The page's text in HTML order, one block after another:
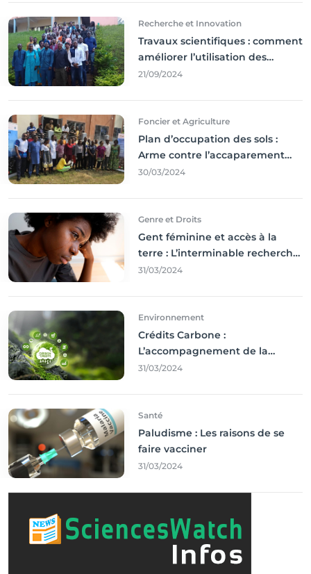
Recherche et Innovation
Travaux scientifiques : comment
améliorer l’utilisation des
résultats coince
21/09/2024
Foncier et Agriculture
Plan d’occupation des sols :
Arme contre l’accaparement
des terres
30/03/2024
Genre et Droits
Gent féminine et accès à la
terre : L’interminable recherche
des droits
31/03/2024
Environnement
Crédits Carbone :
L’accompagnement de la
Francophonie
31/03/2024
Santé
Paludisme : Les raisons de se
faire vacciner
31/03/2024